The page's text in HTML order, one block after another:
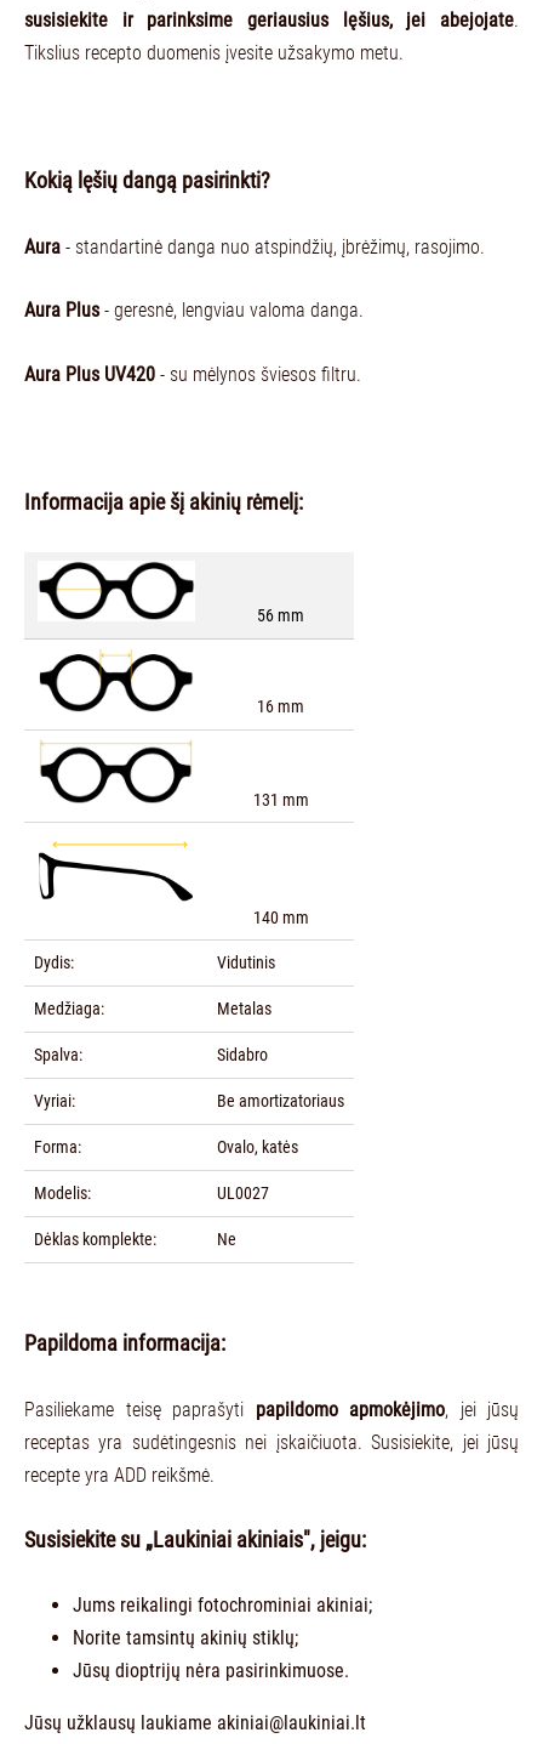
susisiekite ir parinksime geriausius lęšius, jei abejojate.
Tikslius recepto duomenis įvesite užsakymo metu.
Kokią lęšių dangą pasirinkti?
Aura - standartinė danga nuo atspindžių, įbrėžimų, rasojimo.
Aura Plus- geresnė, lengviau valoma danga.
Aura Plus UV420 - su mėlynos šviesos filtru.
Informacija apie šį akinių rėmelį:
56 mm
16 mm
131 mm
140 mm
Dydis: Vidutinis
Medžiaga: Metalas
Spalva: Sidabro
Vyriai: Be amortizatoriaus
Forma: Ovalo, katės
Modelis: UL0027
Dėklas komplekte: Ne
Papildoma informacija:
Pasiliekame teisę paprašyti papildomo apmokėjimo, jei jūsų
receptas yra sudėtingesnis nei įskaičiuota. Susisiekite, jei jūsų
recepte yra ADD reikšmė.
Susisiekite su „Laukiniai akiniais", jeigu:
Jums reikalingi fotochrominiai akiniai;
Norite tamsintų akinių stiklų;
Jūsų dioptrijų nėra pasirinkimuose.
Jūsų užklausų laukiame akiniai@laukiniai.lt